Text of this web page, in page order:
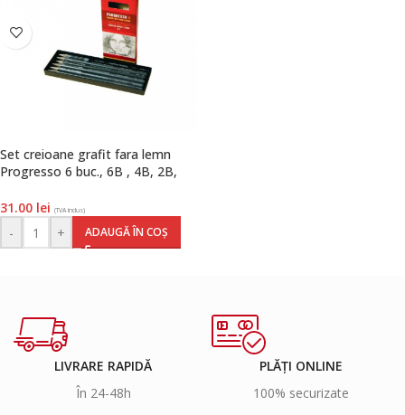
Set creioane grafit fara lemn
Progresso 6 buc., 6B , 4B, 2B,
31.00 lei (TVA inclus)
- + ADAUGĂ ÎN COȘ
LIVRARE RAPIDĂ
În 24-48h
PLĂȚI ONLINE
100% securizate